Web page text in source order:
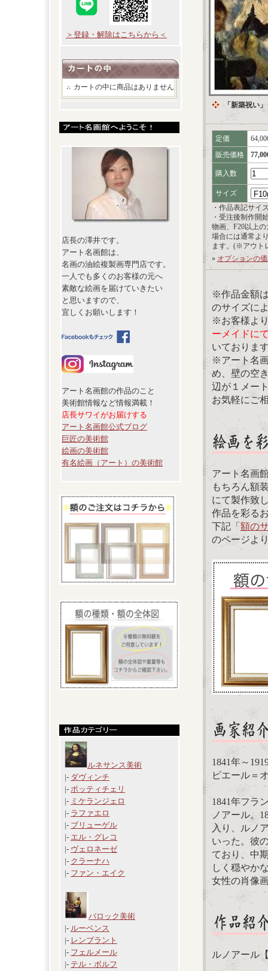
＞登録・解除はこちらから＜
カートの中に商品はありません
店長の澤井です。
アート名画館は、
名画の油絵複製画専門店です。
一人でも多くのお客様の元へ
素敵な絵画を届けていきたい
と思いますので、
宜しくお願いします！
アート名画館の作品のこと
美術館情報など情報満載！
店長サワイがお届けする
アート名画館公式ブログ
巨匠の美術館
絵画の美術館
有名絵画（アート）の美術館
ルネサンス美術
|- ダヴィンチ
|- ボッティチェリ
|- ミケランジェロ
|- ラファエロ
|- ブリューゲル
|- エル・グレコ
|- ヴェロネーゼ
|- クラーナハ
|- ファン・エイク
バロック美術
|- ルーベンス
|- レンブラント
|- フェルメール
|- テル・ボルフ
「新築祝い
定価
販売価格
購入数
サイズ
・作品表記サイ
・受注後制作開
物画、F20以上
場合には通常よ
ます。(※アウト
» オプションの
※作品金額
のサイズに
※お客様よ
ーメイドに
いておりま
※アート名
め、壁の空
辺が１メー
お気軽にご
アート名画
もちろん額
にて製作致
作品を彩る
下記「額の
のページよ
1841年～
ピエール＝
1841年フラ
ノアール。
入り、ルノ
いった。彼
ており、中
しく穏やか
女性の肖像
ルノアール